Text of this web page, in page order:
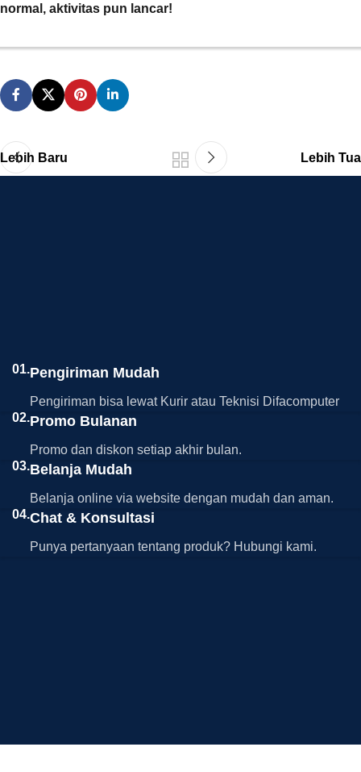
normal, aktivitas pun lancar!
Lebih Baru Lebih Tua
01.Pengiriman Mudah
Pengiriman bisa lewat Kurir atau Teknisi Difacomputer
02.Promo Bulanan
Promo dan diskon setiap akhir bulan.
03.Belanja Mudah
Belanja online via website dengan mudah dan aman.
04.Chat & Konsultasi
Punya pertanyaan tentang produk? Hubungi kami.